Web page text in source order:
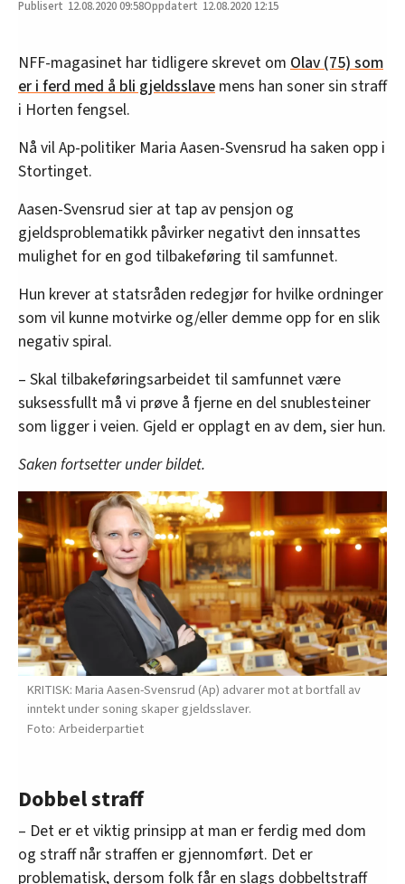
12.08.202009:58 12.08.2020 12:15
NFF-magasinet har tidligere skrevet om Olav (75) som
er i ferd med å bli gjeldsslave mens han soner sin straff
i Horten fengsel.
Nå vil Ap-politiker Maria Aasen-Svensrud ha saken opp i
Stortinget.
Aasen-Svensrud sier at tap av pensjon og
gjeldsproblematikk påvirker negativt den innsattes
mulighet for en god tilbakeføring til samfunnet.
Hun krever at statsråden redegjør for hvilke ordninger
som vil kunne motvirke og/eller demme opp for en slik
negativ spiral.
– Skal tilbakeføringsarbeidet til samfunnet være
suksessfullt må vi prøve å fjerne en del snublesteiner
som ligger i veien. Gjeld er opplagt en av dem, sier hun.
Saken fortsetter under bildet.
KRITISK: Maria Aasen-Svensrud (Ap) advarer mot at bortfall av
inntekt under soning skaper gjeldsslaver.
Arbeiderpartiet
Dobbel straff
– Det er et viktig prinsipp at man er ferdig med dom
og straff når straffen er gjennomført. Det er
problematisk, dersom folk får en slags dobbeltstraff